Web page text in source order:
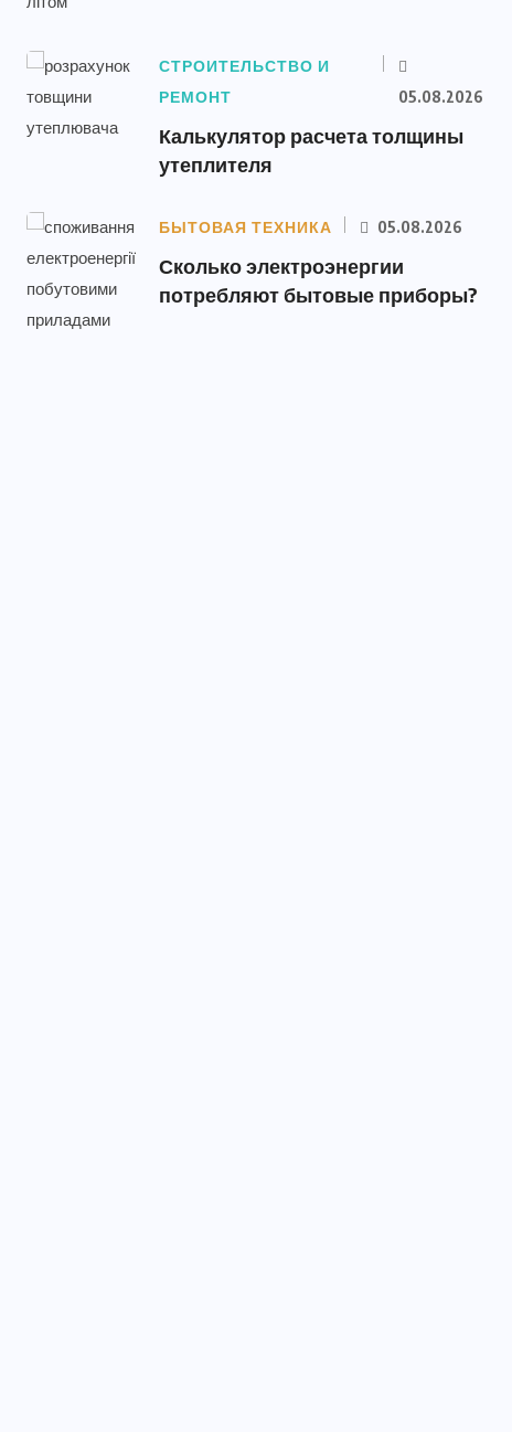
СТРОИТЕЛЬСТВО И
РЕМОНТ
05.08.2026
Калькулятор расчета толщины
утеплителя
БЫТОВАЯ ТЕХНИКА 05.08.2026
Сколько электроэнергии
потребляют бытовые приборы?